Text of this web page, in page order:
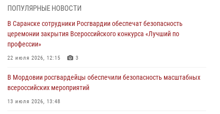
05 августа 2026, 09:04 4
Помощь из Мордовии защитникам Отечества: центр лицензионно-
разрешительной работы передал очередную партию вооружения в
зону СВО
04 августа 2026, 11:13
Сотрудники Росгвардии Мордовии стали призерами
республиканских соревнований по служебному шестиборью
04 августа 2026, 08:27
ПОПУЛЯРНЫЕ НОВОСТИ
В Саранске сотрудники Росгвардии обеспечат безопасность
церемонии закрытия Всероссийского конкурса «Лучший по
профессии»
22 июля 2026, 12:15 3
В Мордовии росгвардейцы обеспечили безопасность масштабных
всероссийских мероприятий
13 июля 2026, 13:48